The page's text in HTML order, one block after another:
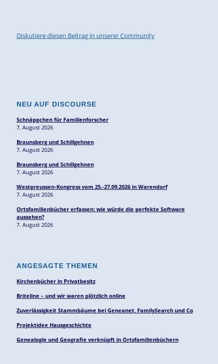
Diskutiere diesen Beitrag in unserer Community
NEU AUF DISCOURSE
Schnäppchen für Familienforscher
7. August 2026
Braunsberg und Schillgehnen
7. August 2026
Braunsberg und Schillgehnen
7. August 2026
Westpreussen-Kongress vom 25.-27.09.2026 in Warendorf
7. August 2026
Ortsfamilienbücher erfassen: wie würde die perfekte Software
aussehen?
7. August 2026
ANGESAGTE THEMEN
Kirchenbücher in Privatbesitz
Briteline – und wir waren plötzlich online
Zuverlässigkeit Stammbäume bei Geneanet, FamilySearch und Co
Projektidee Hausgeschichte
Genealogie und Geografie verknüpft in Ortsfamilienbüchern